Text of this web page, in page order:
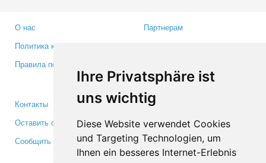
Ihre Privatsphäre ist
uns wichtig
Diese Website verwendet Cookies
und Targeting Technologien, um
Ihnen ein besseres Internet-Erlebnis
О нас
Политика конфиденциальности
Правила пользования
Партнерам
Медиа
Контакты
Оставить отзыв
Сообщить об ошибке
Facebook
Twitter
YouTube
Google+